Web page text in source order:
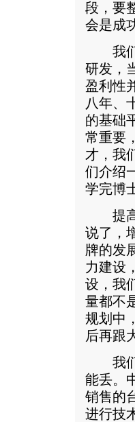
段，要
会是成
我们
研发，
盈利性
八年、
的基础
常重要
才，我
们介绍
学完博
提高
说了，
牌的发
力建设
设，我
量都不
规划中
后再跟
我们
能丢。
销售的
进行技